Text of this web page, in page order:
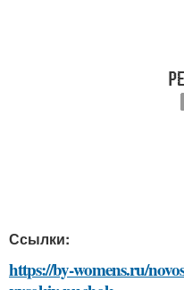
Ссылки:
https://by-womens.ru/